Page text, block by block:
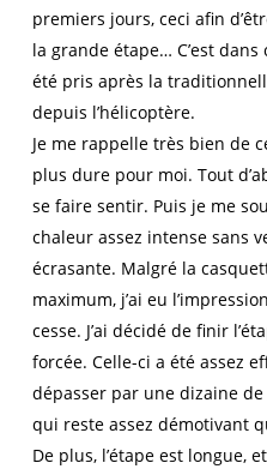
premiers jours, ceci afin
la grande étape… C’est
été pris après la
depuis l’hélicoptère.
Je me rappelle très bien de
plus dure pour moi. Tout
se faire sentir. Puis je me
chaleur assez intense sans
écrasante. Malgré la
maximum, j’ai eu
cesse. J’ai décidé de finir
forcée. Celle-ci a été assez
dépasser par une dizaine
qui reste assez démotivant
De plus, l’étape est longue,